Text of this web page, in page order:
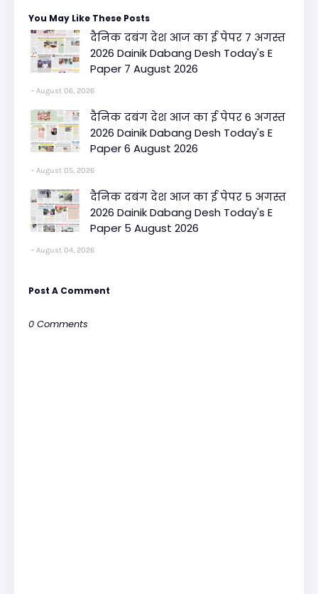
You May Like These Posts
दैनिक दबंग देश आज का ई पेपर 7 अगस्त
2026 Dainik Dabang Desh Today's E
Paper 7 August 2026
August 06, 2026
दैनिक दबंग देश आज का ई पेपर 6 अगस्त
2026 Dainik Dabang Desh Today's E
Paper 6 August 2026
August 05, 2026
दैनिक दबंग देश आज का ई पेपर 5 अगस्त
2026 Dainik Dabang Desh Today's E
Paper 5 August 2026
August 04, 2026
Post A Comment
0 Comments